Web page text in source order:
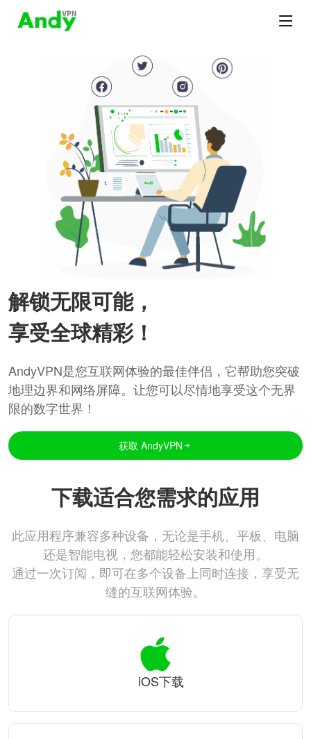
解锁无限可能，
享受全球精彩！
AndyVPN是您互联网体验的最佳伴侣，它帮助您突破
地理边界和网络屏障。让您可以尽情地享受这个无界
限的数字世界！
获取 AndyVPN
下载适合您需求的应用
此应用程序兼容多种设备，无论是手机、平板、电脑
还是智能电视，您都能轻松安装和使用。
通过一次订阅，即可在多个设备上同时连接，享受无
缝的互联网体验。
iOS下载